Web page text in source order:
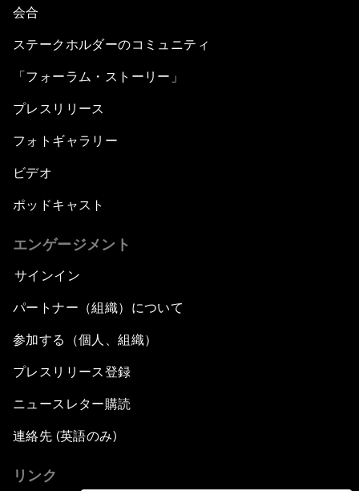
会合
ステークホルダーのコミュニティ
「フォーラム・ストーリー」
プレスリリース
フォトギャラリー
ビデオ
ポッドキャスト
エンゲージメント
サインイン
パートナー（組織）について
参加する（個人、組織）
プレスリリース登録
ニュースレター購読
連絡先 (英語のみ)
リンク